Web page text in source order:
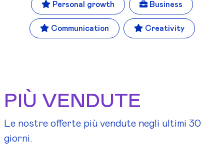
Personal growth Business
Communication Creativity
PIÙ VENDUTE
Le nostre offerte più vendute negli ultimi 30
giorni.